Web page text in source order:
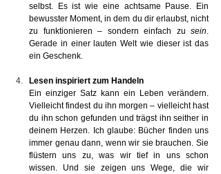
selbst. Es ist wie eine achtsame Pause. Ein
bewusster Moment, in dem du dir erlaubst, nicht
zu funktionieren – sondern einfach zu sein.
Gerade in einer lauten Welt wie dieser ist das
ein Geschenk.
Lesen inspiriert zum Handeln
Ein einziger Satz kann ein Leben verändern.
Vielleicht findest du ihn morgen – vielleicht hast
du ihn schon gefunden und trägst ihn seither in
deinem Herzen. Ich glaube: Bücher finden uns
immer genau dann, wenn wir sie brauchen. Sie
flüstern uns zu, was wir tief in uns schon
wissen. Und sie zeigen uns Wege, die wir